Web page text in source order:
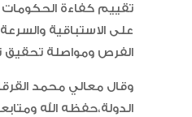
على الاستباقية
الفرص ومواصلة تحقيق
وقال معالي محمد
الدولة،حفظه الله